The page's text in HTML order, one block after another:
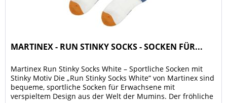
MARTINEX - RUN STINKY SOCKS - SOCKEN FÜR...
Martinex Run Stinky Socks White – Sportliche Socken mit
Stinky Motiv Die „Run Stinky Socks White“ von Martinex sind
bequeme, sportliche Socken für Erwachsene mit
verspieltem Design aus der Welt der Mumins. Der fröhliche